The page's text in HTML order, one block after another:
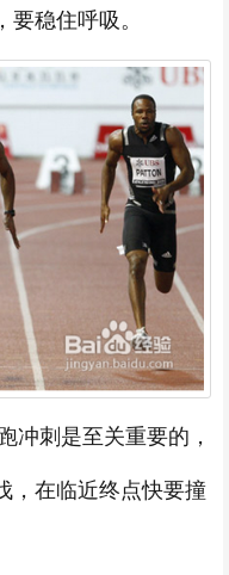
稳住呼吸。
冲刺是至关重要的，
，在临近终点快要撞